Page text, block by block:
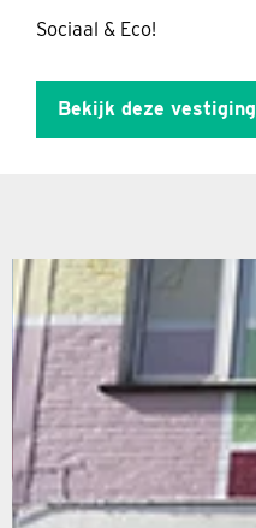
Sociaal & Eco!
Bekijk deze vestiging